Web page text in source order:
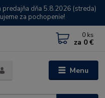
dňa 5.8.2026 (streda)
za pochopenie!
Menu
0 ks
za 0 €